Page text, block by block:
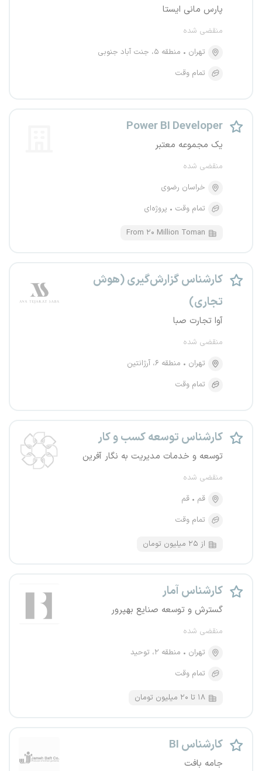
پارس مانی ایستا
منقضی شده
تهران
منطقه ۵، جنت آباد جنوبی
تمام وقت
Power BI Developer
یک مجموعه معتبر
منقضی شده
خراسان رضوی
تمام وقت
پروژه‌ای
From ۲۰ Million Toman
کارشناس گزارش‌گیری (هوش
تجاری)
آوا تجارت صبا
منقضی شده
تهران
منطقه ۶، آرژانتین
تمام وقت
کارشناس توسعه کسب و کار
توسعه و خدمات مدیریت به نگار آفرین
منقضی شده
قم
قم
تمام وقت
از ۲۵ میلیون تومان
کارشناس آمار
گسترش و توسعه صنایع بهپرور
منقضی شده
تهران
منطقه ۲، توحید
تمام وقت
۱۸ تا ۲۰ میلیون تومان
کارشناس BI
جامه بافت